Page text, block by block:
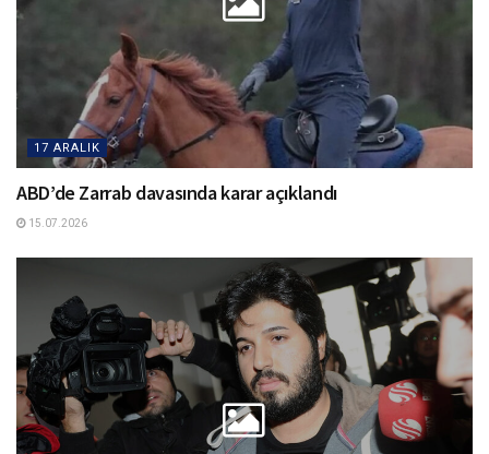
17 ARALIK
ABD’de Zarrab davasında karar açıklandı
15.07.2026